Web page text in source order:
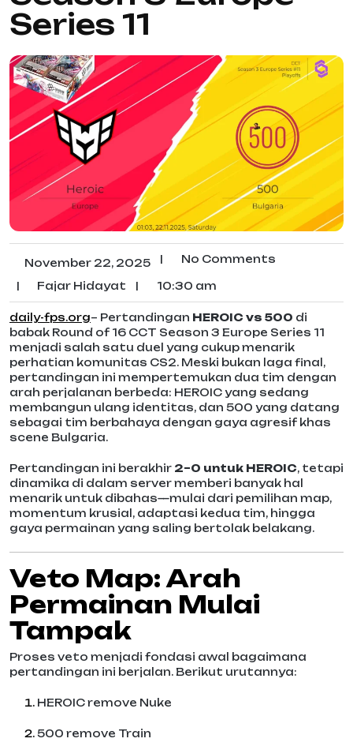
Series 11
November 22, 2025 | No Comments
| Fajar Hidayat | 10:30 am
daily-fps.org– Pertandingan HEROIC vs 500 di
babak Round of 16 CCT Season 3 Europe Series 11
menjadi salah satu duel yang cukup menarik
perhatian komunitas CS2. Meski bukan laga final,
pertandingan ini mempertemukan dua tim dengan
arah perjalanan berbeda: HEROIC yang sedang
membangun ulang identitas, dan 500 yang datang
sebagai tim berbahaya dengan gaya agresif khas
scene Bulgaria.
Pertandingan ini berakhir 2–0 untuk HEROIC, tetapi
dinamika di dalam server memberi banyak hal
menarik untuk dibahas—mulai dari pemilihan map,
momentum krusial, adaptasi kedua tim, hingga
gaya permainan yang saling bertolak belakang.
Veto Map: Arah
Permainan Mulai
Tampak
Proses veto menjadi fondasi awal bagaimana
pertandingan ini berjalan. Berikut urutannya:
HEROIC remove Nuke
500 remove Train